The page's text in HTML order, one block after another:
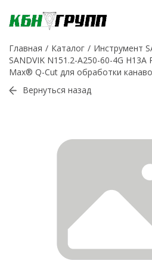
Главная Каталог
Инструмент
SANDVIK N151.2-A250-60-4G
Max® Q-Cut для обработки
Вернуться назад